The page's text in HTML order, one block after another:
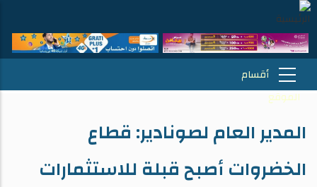
المدير العام لصونادير: قطاع
الخضروات أصبح قبلة للاستثمارات